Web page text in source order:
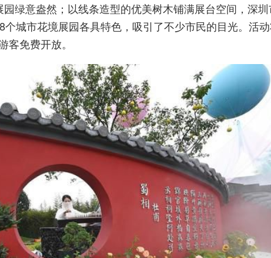
绿意盎然；以线条造型的优美树木铺满展台空间，深
城市花境展园各具特色，吸引了不少市民的目光。活
免费开放。